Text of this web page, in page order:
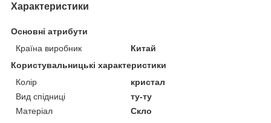
Характеристики
Основні атрибути
Країна виробник
Китай
Користувальницькі характеристики
Колір
кристал
Вид спідниці
ту-ту
Матеріал
Скло